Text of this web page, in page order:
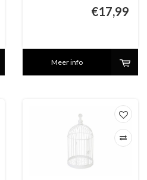
€17,99
Meer info